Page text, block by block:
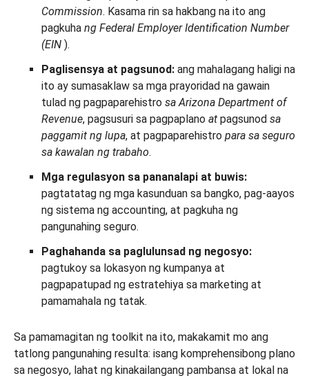
Commission. Kasama rin sa hakbang na ito ang
pagkuha ng Federal Employer Identification Number
(EIN ).
Paglisensya at pagsunod: ang mahalagang haligi na
ito ay sumasaklaw sa mga prayoridad na gawain
tulad ng pagpaparehistro sa Arizona Department of
Revenue, pagsusuri sa pagpaplano at pagsunod sa
paggamit ng lupa, at pagpaparehistro para sa seguro
sa kawalan ng trabaho.
Mga regulasyon sa pananalapi at buwis:
pagtatatag ng mga kasunduan sa bangko, pag-aayos
ng sistema ng accounting, at pagkuha ng
pangunahing seguro.
Paghahanda sa paglulunsad ng negosyo:
pagtukoy sa lokasyon ng kumpanya at
pagpapatupad ng estratehiya sa marketing at
pamamahala ng tatak.
Sa pamamagitan ng toolkit na ito, makakamit mo ang
tatlong pangunahing resulta: isang komprehensibong plano
sa negosyo, lahat ng kinakailangang pambansa at lokal na